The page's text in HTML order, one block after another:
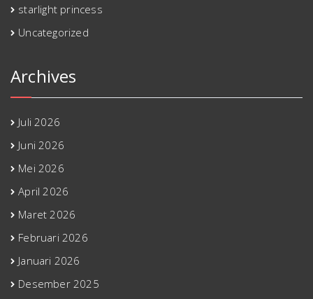
starlight princess
Uncategorized
Archives
Juli 2026
Juni 2026
Mei 2026
April 2026
Maret 2026
Februari 2026
Januari 2026
Desember 2025